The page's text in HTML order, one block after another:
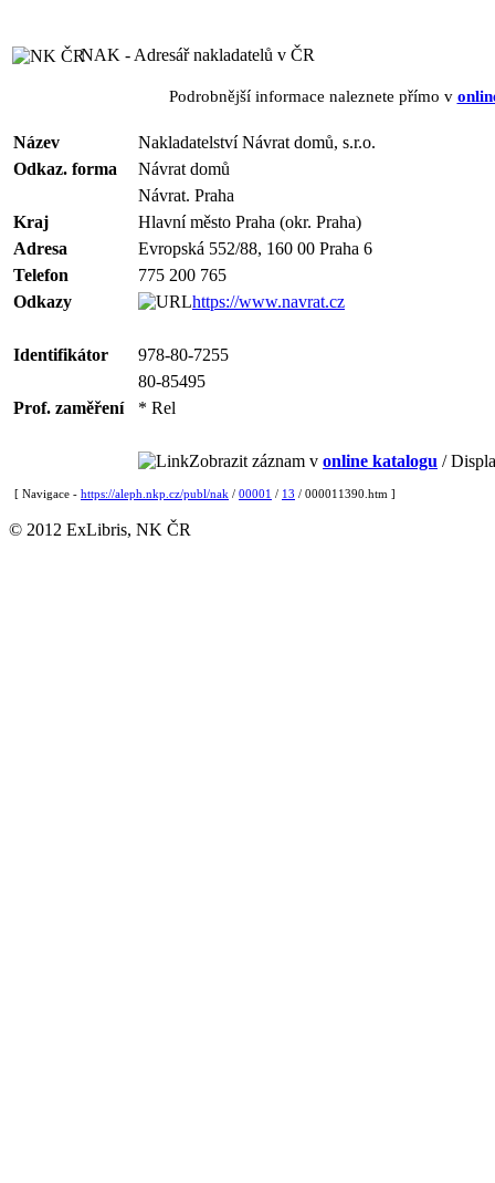
NAK - Adresář nakladatelů v ČR
Podrobnější informace naleznete přímo v
Název
Nakladatelství Návrat domů, s.r.o.
Odkaz. forma
Návrat domů
Návrat. Praha
Kraj
Hlavní město Praha (okr. Praha)
Adresa
Evropská 552/88, 160 00 Praha 6
Telefon
775 200 765
Odkazy
https://www.navrat.cz
Identifikátor
978-80-7255
80-85495
Prof. zaměření
* Rel
Zobrazit záznam v online katalogu /
[ Navigace - https://aleph.nkp.cz/publ/nak / 00001 / 13 / 000011390.htm ]
© 2012 ExLibris, NK ČR